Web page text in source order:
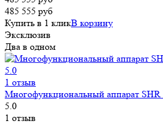
485 555 руб
Купить в 1 кликВ корзину
Эксклюзив
Два в одном
5.0
1 отзыв
Многофункциональный аппарат SHR
5.0
1 отзыв